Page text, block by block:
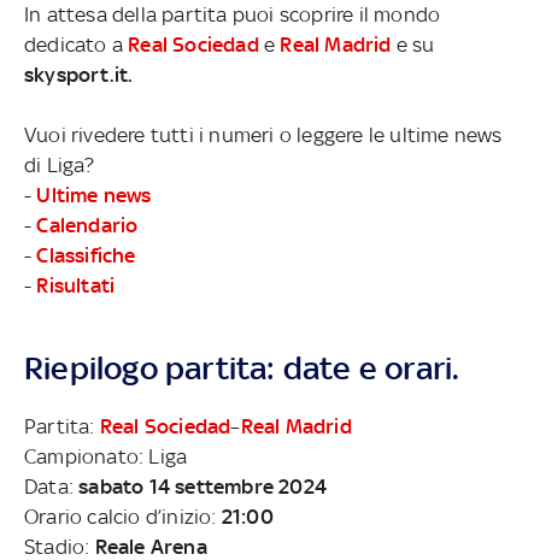
In attesa della partita puoi scoprire il mondo
dedicato a Real Sociedade Real Madrid e su
skysport.it.
Vuoi rivedere tutti i numeri o leggere le ultime news
di Liga?
- Ultime news
-Calendario
-Classifiche
- Risultati
Riepilogo partita: date e orari.
Partita: Real Sociedad–Real Madrid
Campionato: Liga
Data:sabato 14 settembre 2024
Orario calcio d’inizio: 21:00
Stadio: Reale Arena